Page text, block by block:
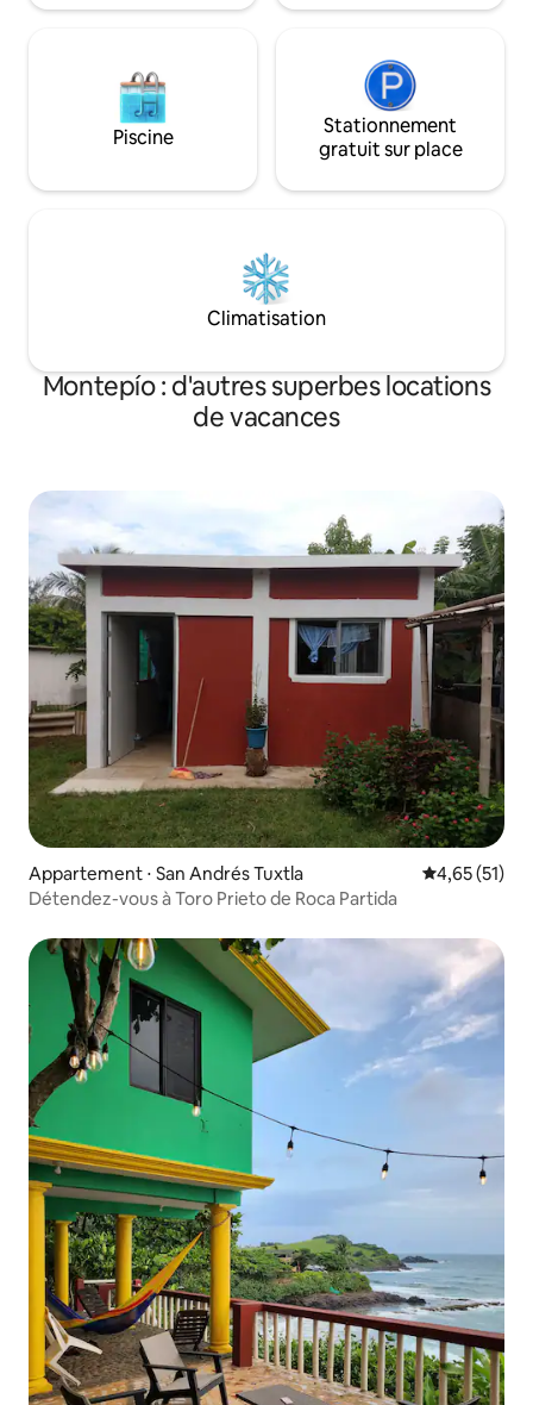
Piscine
Stationnement
gratuit sur place
Climatisation
Montepío : d'autres superbes locations
de vacances
Appartement ⋅ San Andrés Tuxtla Évaluation
4,65 (51)
Détendez-vous à Toro Prieto de Roca Partida